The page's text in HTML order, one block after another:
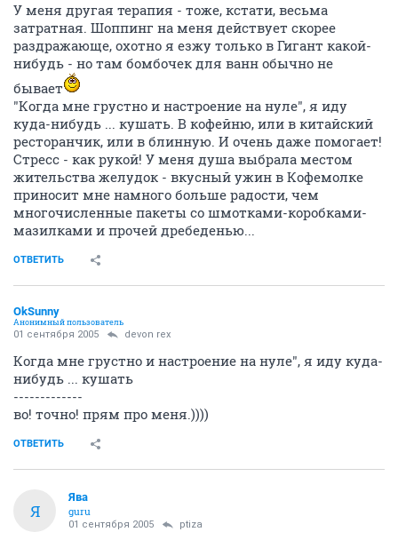
У меня другая терапия - тоже, кстати, весьма
затратная. Шоппинг на меня действует скорее
раздражающе, охотно я езжу только в Гигант какой-
нибудь - но там бомбочек для ванн обычно не
бывает
"Когда мне грустно и настроение на нуле", я иду
куда-нибудь ... кушать. В кофейню, или в китайский
ресторанчик, или в блинную. И очень даже помогает!
Стресс - как рукой! У меня душа выбрала местом
жительства желудок - вкусный ужин в Кофемолке
приносит мне намного больше радости, чем
многочисленные пакеты со шмотками-коробками-
мазилками и прочей дребеденью...
ОТВЕТИТЬ
OkSunny
Анонимный пользователь
01 сентября 2005 devon rex
Когда мне грустно и настроение на нуле", я иду куда-
нибудь ... кушать
-------------
во! точно! прям про меня.))))
ОТВЕТИТЬ
Я
Ява
guru
01 сентября 2005 ptiza